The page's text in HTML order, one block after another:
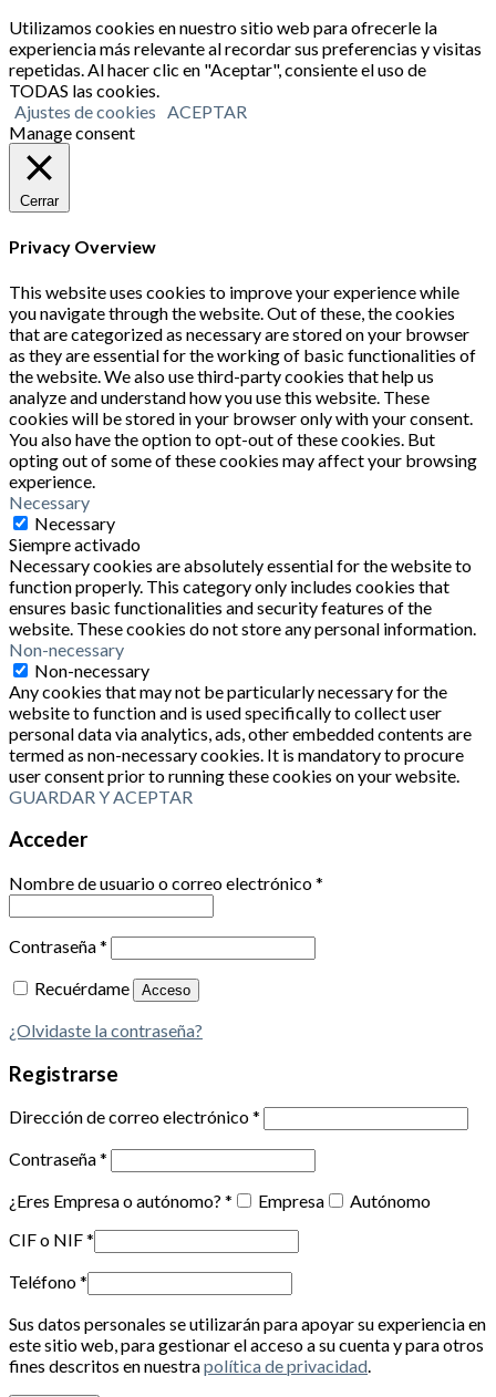
Utilizamos cookies en nuestro sitio web para ofrecerle la
experiencia más relevante al recordar sus preferencias y visitas
repetidas. Al hacer clic en "Aceptar", consiente el uso de
TODAS las cookies.
Ajustes de cookies ACEPTAR
Manage consent
Cerrar
Privacy Overview
This website uses cookies to improve your experience while
you navigate through the website. Out of these, the cookies
that are categorized as necessary are stored on your browser
as they are essential for the working of basic functionalities of
the website. We also use third-party cookies that help us
analyze and understand how you use this website. These
cookies will be stored in your browser only with your consent.
You also have the option to opt-out of these cookies. But
opting out of some of these cookies may affect your browsing
experience.
Necessary
Necessary
Siempre activado
Necessary cookies are absolutely essential for the website to
function properly. This category only includes cookies that
ensures basic functionalities and security features of the
website. These cookies do not store any personal information.
Non-necessary
Non-necessary
Any cookies that may not be particularly necessary for the
website to function and is used specifically to collect user
personal data via analytics, ads, other embedded contents are
termed as non-necessary cookies. It is mandatory to procure
user consent prior to running these cookies on your website.
GUARDAR Y ACEPTAR
Acceder
Nombre de usuario o correo electrónico*
Contraseña*
Recuérdame
Acceso
¿Olvidaste la contraseña?
Registrarse
Dirección de correo electrónico*
Contraseña*
¿Eres Empresa o autónomo? * Empresa
Autónomo
CIF o NIF*
Teléfono*
Sus datos personales se utilizarán para apoyar su experiencia en
este sitio web, para gestionar el acceso a su cuenta y para otros
fines descritos en nuestrapolítica de privacidad.